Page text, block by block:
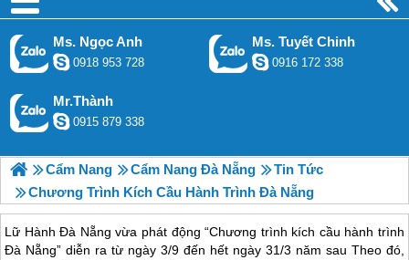
Ms. Ngọc Anh
0918 953 728
Ms. Tuyết Chinh
0916 172 338
Mr.Thành
0915 879 338
Cẩm Nang Cẩm Nang Đà Nẵng
Tin Tức
Chương Trình Kích Cầu Hành Trình Đà Nẵng
Lữ Hành Đà Nẵng vừa phát động “Chương trình kích cầu hành trình
Đà Nẵng” diễn ra từ ngày 3/9 đến hết ngày 31/3 năm sau Theo đó,